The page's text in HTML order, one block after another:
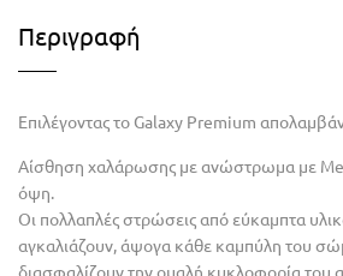
Περιγραφή
Επιλέγοντας το Galaxy Premium
Αίσθηση χαλάρωσης με ανώστρωμα με
όψη.
Οι πολλαπλές στρώσεις από εύκαμπτα
αγκαλιάζουν, άψογα κάθε καμπύλη του
διασφαλίζουν την ομαλή κυκλοφορία του